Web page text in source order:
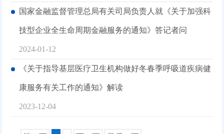
国家金融监督管理总局有关司局负责人就《关于加强科
技型企业全生命周期金融服务的通知》答记者问
2024-01-12
《关于指导基层医疗卫生机构做好冬春季呼吸道疾病健
康服务有关工作的通知》解读
2023-12-04